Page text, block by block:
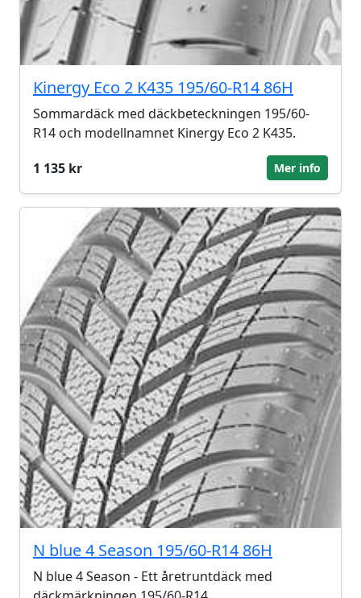
Kinergy Eco 2 K435 195/60-R14 86H
Sommardäck med däckbeteckningen 195/60-
R14 och modellnamnet Kinergy Eco 2 K435.
1 135 kr
Mer info
N blue 4 Season 195/60-R14 86H
N blue 4 Season - Ett åretruntdäck med